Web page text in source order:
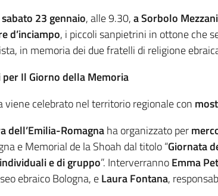
sabato 23 gennaio, alle 9.30,a Sorbolo
d’inciampo, i piccoli sanpietrini in ottone che
in memoria dei due fratelli di religione
Il Giorno della Memoria
viene celebrato nel territorio regionale con
dell’Emilia-Romagnaha organizzato per
e Memorial de la Shoah dal titolo “Giornata
e di gruppo”. InterverrannoEmma
ebraico Bologna, eLaura Fontana,